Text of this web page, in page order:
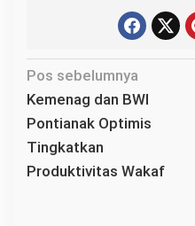
N
a
v
i
g
Pos sebelumnya
Kemenag dan BWI
Pontianak Optimis
Tingkatkan
Produktivitas Wakaf